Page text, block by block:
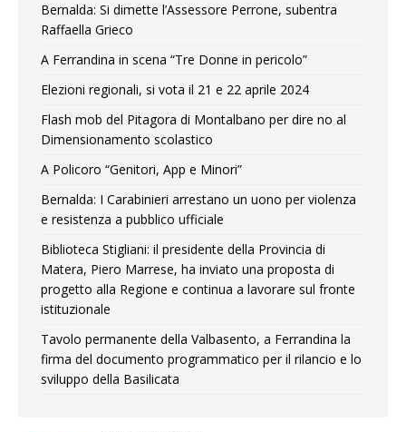
Bernalda: Si dimette l’Assessore Perrone, subentra
Raffaella Grieco
A Ferrandina in scena “Tre Donne in pericolo”
Elezioni regionali, si vota il 21 e 22 aprile 2024
Flash mob del Pitagora di Montalbano per dire no al
Dimensionamento scolastico
A Policoro “Genitori, App e Minori”
Bernalda: I Carabinieri arrestano un uono per violenza
e resistenza a pubblico ufficiale
Biblioteca Stigliani: il presidente della Provincia di
Matera, Piero Marrese, ha inviato una proposta di
progetto alla Regione e continua a lavorare sul fronte
istituzionale
Tavolo permanente della Valbasento, a Ferrandina la
firma del documento programmatico per il rilancio e lo
sviluppo della Basilicata